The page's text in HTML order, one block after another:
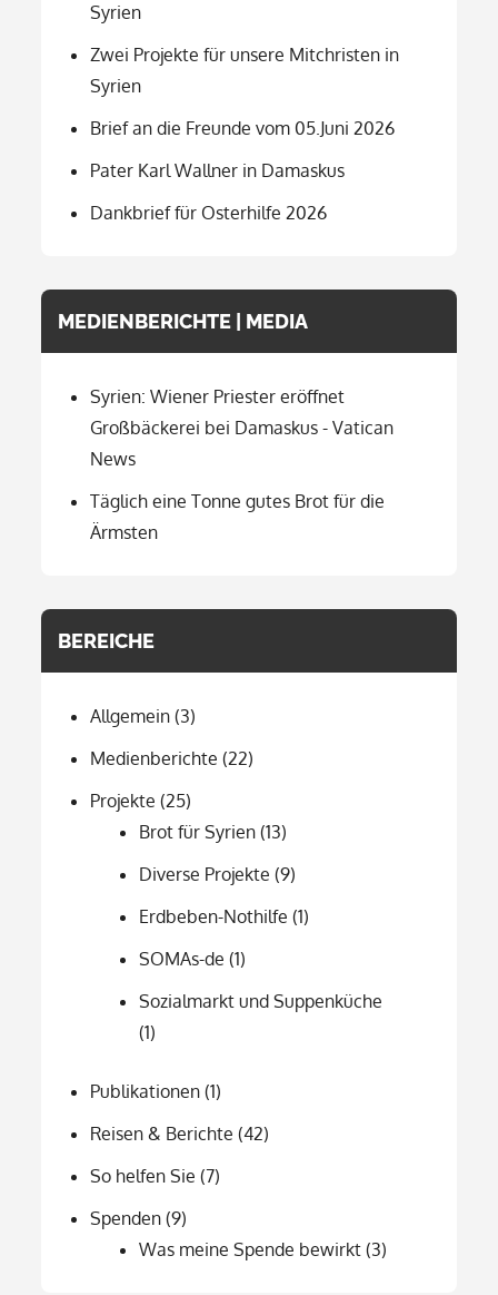
Syrien
Zwei Projekte für unsere Mitchristen in
Syrien
Brief an die Freunde vom 05.Juni 2026
Pater Karl Wallner in Damaskus
Dankbrief für Osterhilfe 2026
MEDIENBERICHTE | MEDIA
Syrien: Wiener Priester eröffnet
Großbäckerei bei Damaskus - Vatican
News
Täglich eine Tonne gutes Brot für die
Ärmsten
BEREICHE
Allgemein (3)
Medienberichte (22)
Projekte (25)
Brot für Syrien (13)
Diverse Projekte (9)
Erdbeben-Nothilfe (1)
SOMAs-de (1)
Sozialmarkt und Suppenküche
(1)
Publikationen (1)
Reisen & Berichte (42)
So helfen Sie (7)
Spenden (9)
Was meine Spende bewirkt (3)